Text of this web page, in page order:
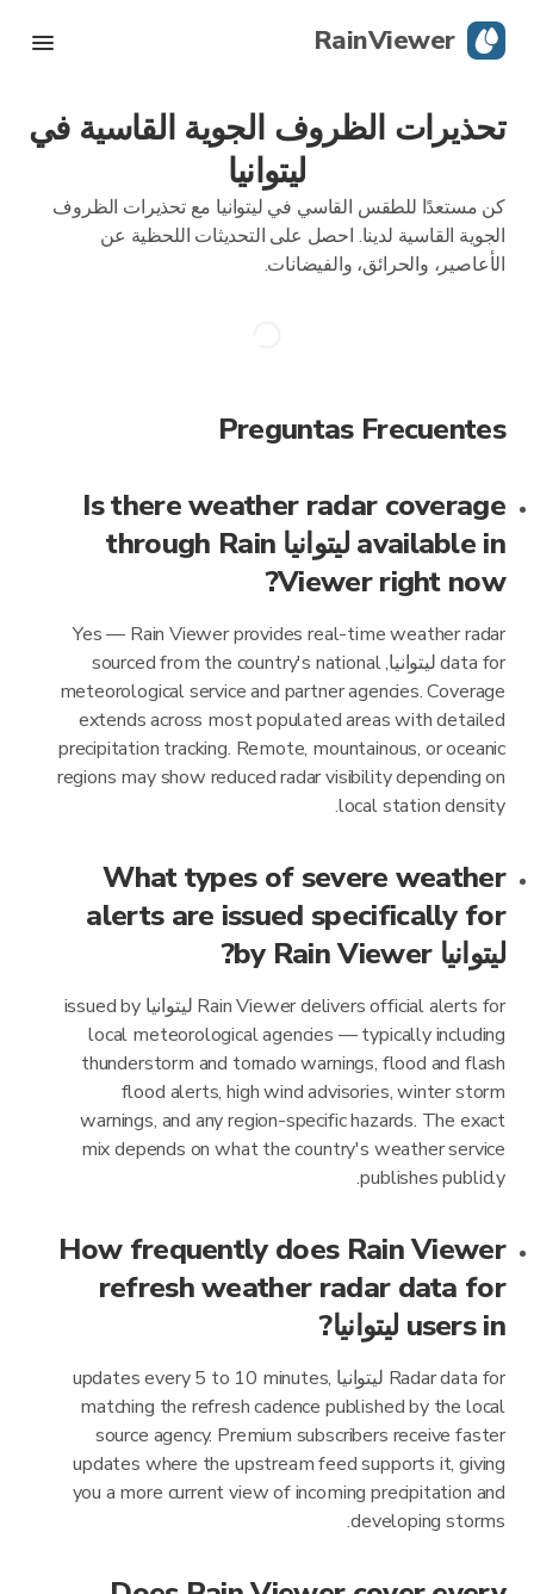
تحذيرات الظروف الجوية القاسية في
ليتوانيا
كن مستعدًا للطقس القاسي في ليتوانيا مع تحذيرات الظروف
الجوية القاسية لدينا. احصل على التحديثات اللحظية عن
الأعاصير، والحرائق، والفيضانات.
Preguntas Frecuentes
Is there weather radar coverage
available in ليتوانيا through Rain
Viewer right now?
Yes — Rain Viewer provides real-time weather radar
data for ليتوانيا, sourced from the country's national
meteorological service and partner agencies. Coverage
extends across most populated areas with detailed
precipitation tracking. Remote, mountainous, or oceanic
regions may show reduced radar visibility depending on
local station density.
What types of severe weather
alerts are issued specifically for
ليتوانيا by Rain Viewer?
Rain Viewer delivers official alerts for ليتوانيا issued by
local meteorological agencies — typically including
thunderstorm and tornado warnings, flood and flash
flood alerts, high wind advisories, winter storm
warnings, and any region-specific hazards. The exact
mix depends on what the country's weather service
publishes publicly.
How frequently does Rain Viewer
refresh weather radar data for
users in ليتوانيا?
Radar data for ليتوانيا updates every 5 to 10 minutes,
matching the refresh cadence published by the local
source agency. Premium subscribers receive faster
updates where the upstream feed supports it, giving
you a more current view of incoming precipitation and
developing storms.
RainViewer
رادار مباشر
تحذيرات الظروف الجوية القاسية